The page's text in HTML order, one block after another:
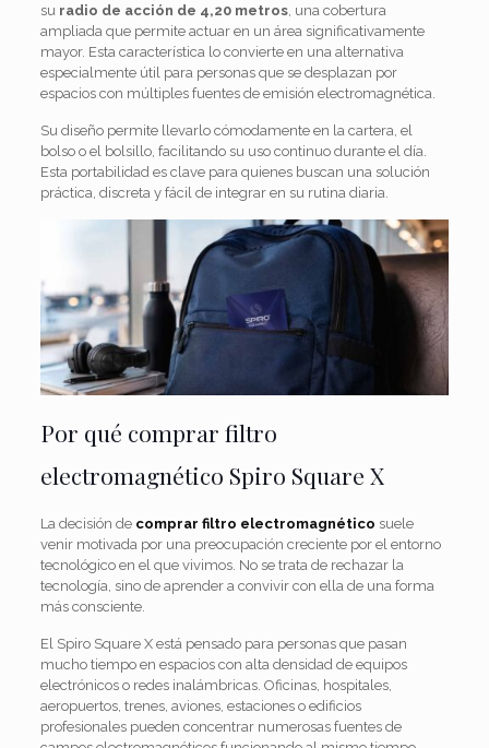
su radio de acción de 4,20 metros, una cobertura
ampliada que permite actuar en un área significativamente
mayor. Esta característica lo convierte en una alternativa
especialmente útil para personas que se desplazan por
espacios con múltiples fuentes de emisión electromagnética.
Su diseño permite llevarlo cómodamente en la cartera, el
bolso o el bolsillo, facilitando su uso continuo durante el día.
Esta portabilidad es clave para quienes buscan una solución
práctica, discreta y fácil de integrar en su rutina diaria.
Por qué comprar filtro
electromagnético Spiro Square X
La decisión de comprar filtro electromagnético suele
venir motivada por una preocupación creciente por el entorno
tecnológico en el que vivimos. No se trata de rechazar la
tecnología, sino de aprender a convivir con ella de una forma
más consciente.
El Spiro Square X está pensado para personas que pasan
mucho tiempo en espacios con alta densidad de equipos
electrónicos o redes inalámbricas. Oficinas, hospitales,
aeropuertos, trenes, aviones, estaciones o edificios
profesionales pueden concentrar numerosas fuentes de